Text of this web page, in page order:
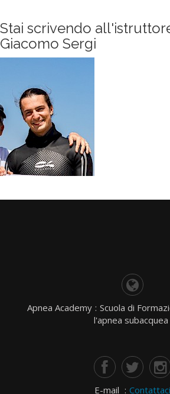
Stai scrivendo
Giacomo Sergi
Apnea Academy : Scuola di
l'apnea subacquea
E-mail : Contattaci